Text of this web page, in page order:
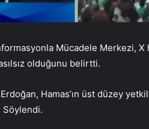
Mücadele Merkezi, X
olduğunu belirtti.
Hamas’ın üst düzey
Söylendi.